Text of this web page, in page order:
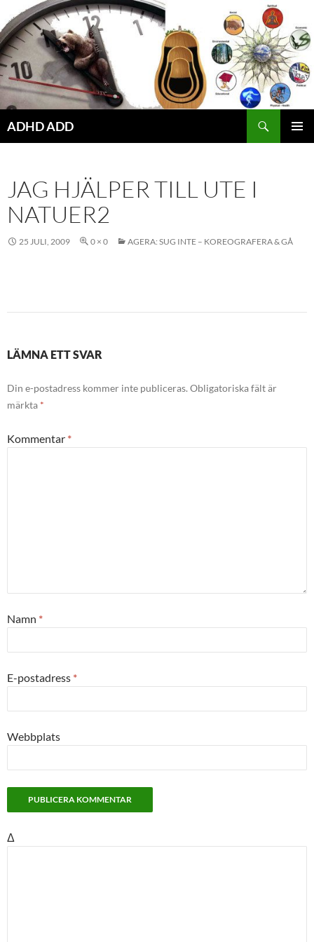
Hoppa
till
innehåll
ADHD ADD
JAG HJÄLPER TILL UTE I
NATUER2
25 JULI, 2009 0 × 0 AGERA: SUG INTE – KOREOGRAFERA & GÅ
LÄMNA ETT SVAR
Din e-postadress kommer inte publiceras. Obligatoriska fält är
märkta *
Kommentar *
Namn *
E-postadress *
Webbplats
Δ